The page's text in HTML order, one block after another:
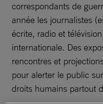
correspondants de
année les journalistes
écrite, radio et
internationale. Des
rencontres et
pour alerter le public
droits humains partout